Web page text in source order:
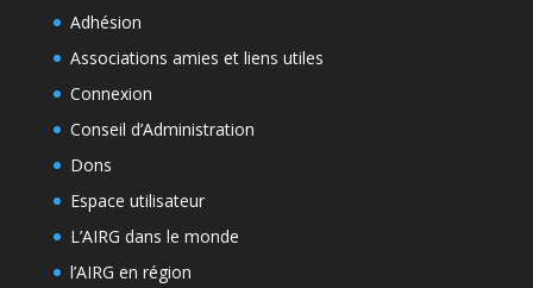
Adhésion
Associations amies et liens utiles
Connexion
Conseil d’Administration
Dons
Espace utilisateur
L’AIRG dans le monde
l’AIRG en région